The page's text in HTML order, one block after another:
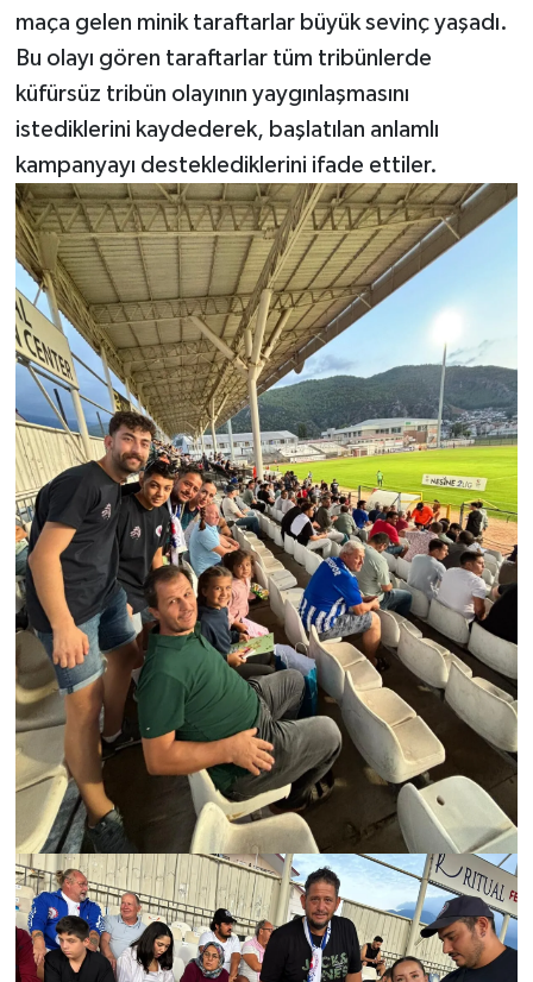
maça gelen minik taraftarlar büyük sevinç yaşadı.
Bu olayı gören taraftarlar tüm tribünlerde
küfürsüz tribün olayının yaygınlaşmasını
istediklerini kaydederek, başlatılan anlamlı
kampanyayı desteklediklerini ifade ettiler.